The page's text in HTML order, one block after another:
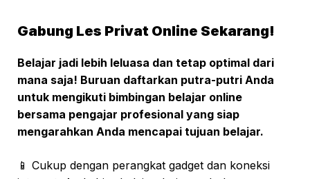
Gabung Les Privat Online Sekarang!
Belajar jadi lebih leluasa dan tetap optimal dari
mana saja! Buruan daftarkan putra-putri Anda
untuk mengikuti bimbingan belajar online
bersama pengajar profesional yang siap
mengarahkan Anda mencapai tujuan belajar.
📱 Cukup dengan perangkat gadget dan koneksi